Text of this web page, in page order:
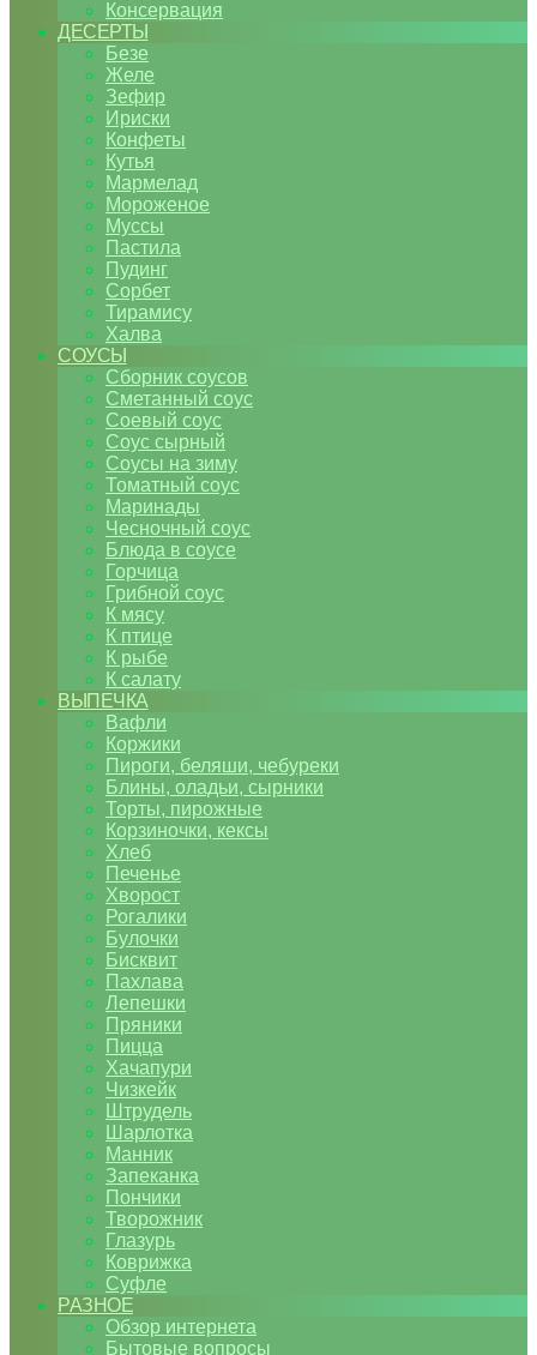
Консервация
ДЕСЕРТЫ
Безе
Желе
Зефир
Ириски
Конфеты
Кутья
Мармелад
Мороженое
Муссы
Пастила
Пудинг
Сорбет
Тирамису
Халва
СОУСЫ
Сборник соусов
Сметанный соус
Соевый соус
Соус сырный
Соусы на зиму
Томатный соус
Маринады
Чесночный соус
Блюда в соусе
Горчица
Грибной соус
К мясу
К птице
К рыбе
К салату
ВЫПЕЧКА
Вафли
Коржики
Пироги, беляши, чебуреки
Блины, оладьи, сырники
Торты, пирожные
Корзиночки, кексы
Хлеб
Печенье
Хворост
Рогалики
Булочки
Бисквит
Пахлава
Лепешки
Пряники
Пицца
Хачапури
Чизкейк
Штрудель
Шарлотка
Манник
Запеканка
Пончики
Творожник
Глазурь
Коврижка
Суфле
РАЗНОЕ
Обзор интернета
Бытовые вопросы